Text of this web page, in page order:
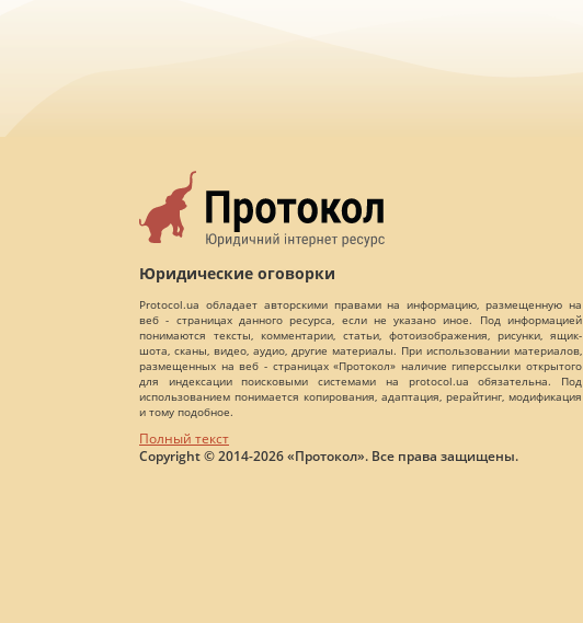
Юридические оговорки
Protocol.ua обладает авторскими правами на информацию, размещенную на
веб - страницах данного ресурса, если не указано иное. Под информацией
понимаются тексты, комментарии, статьи, фотоизображения, рисунки, ящик-
шота, сканы, видео, аудио, другие материалы. При использовании материалов,
размещенных на веб - страницах «Протокол» наличие гиперссылки открытого
для индексации поисковыми системами на protocol.ua обязательна. Под
использованием понимается копирования, адаптация, рерайтинг, модификация
и тому подобное.
Полный текст
Copyright © 2014-2026 «Протокол». Все права защищены.